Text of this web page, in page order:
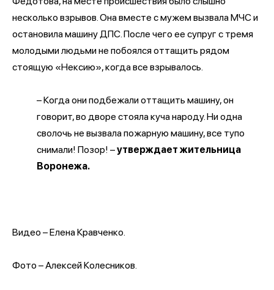
несколько взрывов. Она вместе с мужем вызвала МЧС и
остановила машину ДПС. После чего ее супруг с тремя
молодыми людьми не побоялся оттащить рядом
стоящую «Нексию», когда все взрывалось.
– Когда они подбежали оттащить машину, он
говорит, во дворе стояла куча народу. Ни одна
сволочь не вызвала пожарную машину, все тупо
снимали! Позор! –утверждает жительница
Воронежа.
Видео – Елена Кравченко.
Фото – Алексей Колесников.